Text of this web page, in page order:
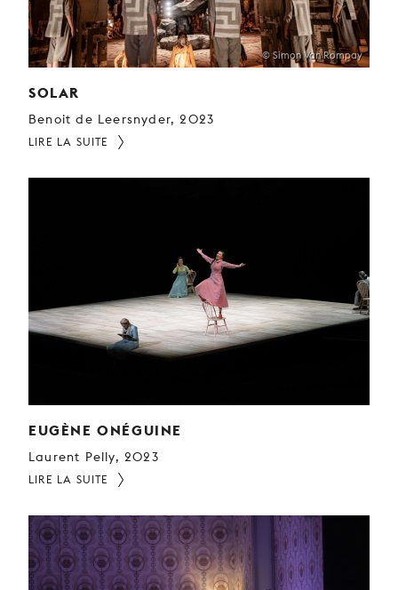
© Simon Van Rompay
SOLAR
Benoit de Leersnyder, 2023
LIRE LA SUITE
EUGÈNE ONÉGUINE
Laurent Pelly, 2023
LIRE LA SUITE